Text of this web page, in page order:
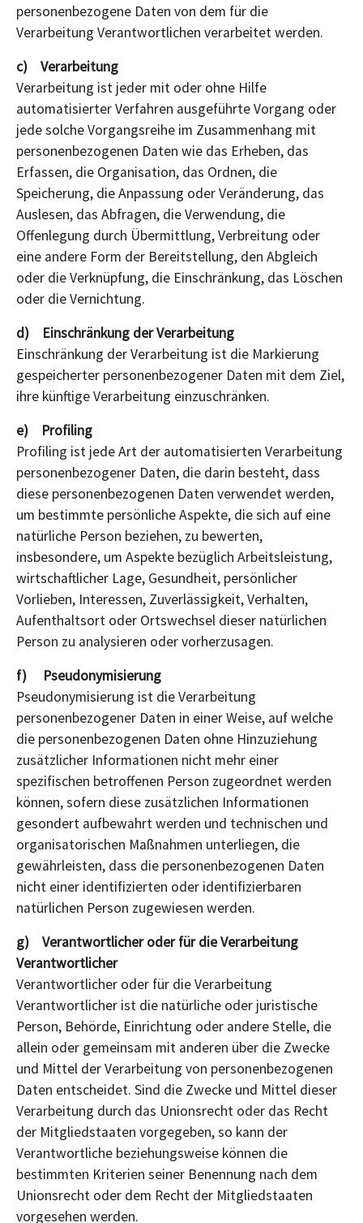
personenbezogene Daten von dem für die
Verarbeitung Verantwortlichen verarbeitet werden.
c) Verarbeitung
Verarbeitung ist jeder mit oder ohne Hilfe
automatisierter Verfahren ausgeführte Vorgang oder
jede solche Vorgangsreihe im Zusammenhang mit
personenbezogenen Daten wie das Erheben, das
Erfassen, die Organisation, das Ordnen, die
Speicherung, die Anpassung oder Veränderung, das
Auslesen, das Abfragen, die Verwendung, die
Offenlegung durch Übermittlung, Verbreitung oder
eine andere Form der Bereitstellung, den Abgleich
oder die Verknüpfung, die Einschränkung, das Löschen
oder die Vernichtung.
d) Einschränkung der Verarbeitung
Einschränkung der Verarbeitung ist die Markierung
gespeicherter personenbezogener Daten mit dem Ziel,
ihre künftige Verarbeitung einzuschränken.
e) Profiling
Profiling ist jede Art der automatisierten Verarbeitung
personenbezogener Daten, die darin besteht, dass
diese personenbezogenen Daten verwendet werden,
um bestimmte persönliche Aspekte, die sich auf eine
natürliche Person beziehen, zu bewerten,
insbesondere, um Aspekte bezüglich Arbeitsleistung,
wirtschaftlicher Lage, Gesundheit, persönlicher
Vorlieben, Interessen, Zuverlässigkeit, Verhalten,
Aufenthaltsort oder Ortswechsel dieser natürlichen
Person zu analysieren oder vorherzusagen.
f) Pseudonymisierung
Pseudonymisierung ist die Verarbeitung
personenbezogener Daten in einer Weise, auf welche
die personenbezogenen Daten ohne Hinzuziehung
zusätzlicher Informationen nicht mehr einer
spezifischen betroffenen Person zugeordnet werden
können, sofern diese zusätzlichen Informationen
gesondert aufbewahrt werden und technischen und
organisatorischen Maßnahmen unterliegen, die
gewährleisten, dass die personenbezogenen Daten
nicht einer identifizierten oder identifizierbaren
natürlichen Person zugewiesen werden.
g) Verantwortlicher oder für die Verarbeitung
Verantwortlicher
Verantwortlicher oder für die Verarbeitung
Verantwortlicher ist die natürliche oder juristische
Person, Behörde, Einrichtung oder andere Stelle, die
allein oder gemeinsam mit anderen über die Zwecke
und Mittel der Verarbeitung von personenbezogenen
Daten entscheidet. Sind die Zwecke und Mittel dieser
Verarbeitung durch das Unionsrecht oder das Recht
der Mitgliedstaaten vorgegeben, so kann der
Verantwortliche beziehungsweise können die
bestimmten Kriterien seiner Benennung nach dem
Unionsrecht oder dem Recht der Mitgliedstaaten
vorgesehen werden.